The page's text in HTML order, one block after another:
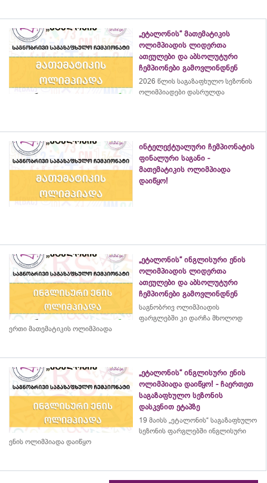
„ეტალონის“ მათემატიკის
ოლიმპიადის ლიდერთა
ათეულები და აბსოლუტური
ჩემპიონები გამოვლინდნენ
2026 წლის საგაზაფხულო სეზონის
ოლიმპიადები დასრულდა
ინტელექტუალური ჩემპიონატის
ფინალური საგანი -
მათემატიკის ოლიმპიადა
დაიწყო!
„ეტალონის“ ინგლისური ენის
ოლიმპიადის ლიდერთა
ათეულები და აბსოლუტური
ჩემპიონები გამოვლინდნენ
საგნობრივ ოლიმპიადის
ფარგლებში კი დარჩა მხოლოდ
ერთი მათემატიკის ოლიმპიადა
„ეტალონის“ ინგლისური ენის
ოლიმპიადა დაიწყო! - ჩაერთეთ
საგაზაფხულო სეზონის
დასკვნით ეტაპზე
19 მაისს „ეტალონის“ საგაზაფხულო
სეზონის ფარგლებში ინგლისური
ენის ოლიმპიადა დაიწყო